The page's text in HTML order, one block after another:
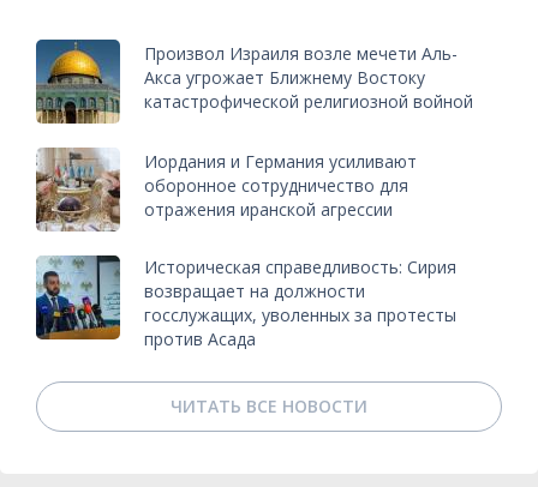
Произвол Израиля возле мечети Аль-
Акса угрожает Ближнему Востоку
катастрофической религиозной войной
Иордания и Германия усиливают
оборонное сотрудничество для
отражения иранской агрессии
Историческая справедливость: Сирия
возвращает на должности
госслужащих, уволенных за протесты
против Асада
ЧИТАТЬ ВСЕ НОВОСТИ